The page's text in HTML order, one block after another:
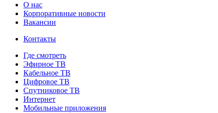
О нас
Корпоративные новости
Вакансии
Контакты
Где смотреть
Эфирное ТВ
Кабельное ТВ
Цифровое ТВ
Спутниковое ТВ
Интернет
Мобильные приложения